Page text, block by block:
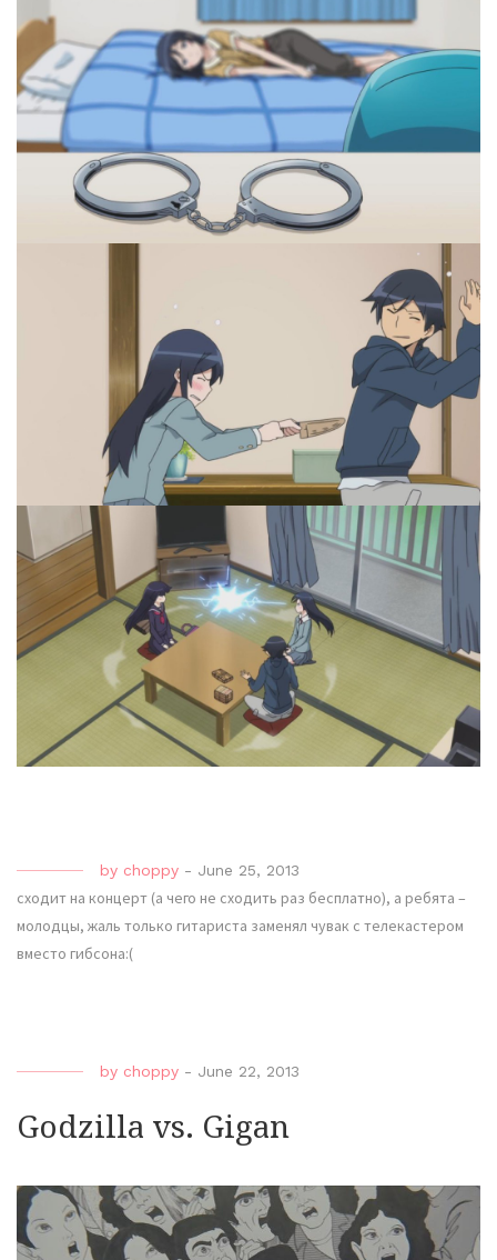
by choppy - June 25, 2013
сходит на концерт (а чего не сходить раз бесплатно), а ребята –
молодцы, жаль только гитариста заменял чувак с телекастером
вместо гибсона:(
by choppy - June 22, 2013
Godzilla vs. Gigan